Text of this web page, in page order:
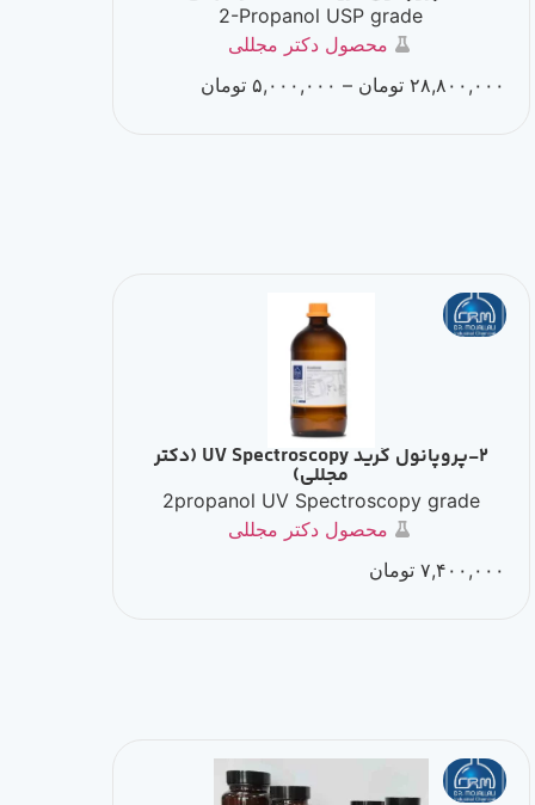
2-Propanol USP grade
محصول دکتر مجللی
۲۸,۸۰۰,۰۰۰ تومان – ۵,۰۰۰,۰۰۰ تومان
2-پروپانول گرید UV Spectroscopy (دکتر
مجللی)
2propanol UV Spectroscopy grade
محصول دکتر مجللی
۷,۴۰۰,۰۰۰ تومان